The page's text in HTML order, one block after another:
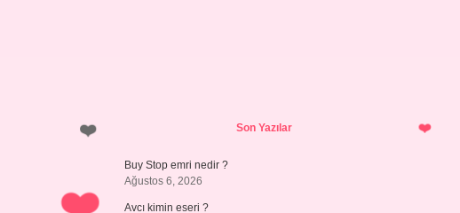
SidebarSon Yazılar
Buy Stop emri nedir ?
Ağustos 6, 2026
Avcı kimin eseri ?